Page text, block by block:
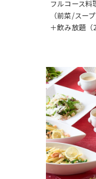
フルコース料
（前菜/スー
＋飲み放題（